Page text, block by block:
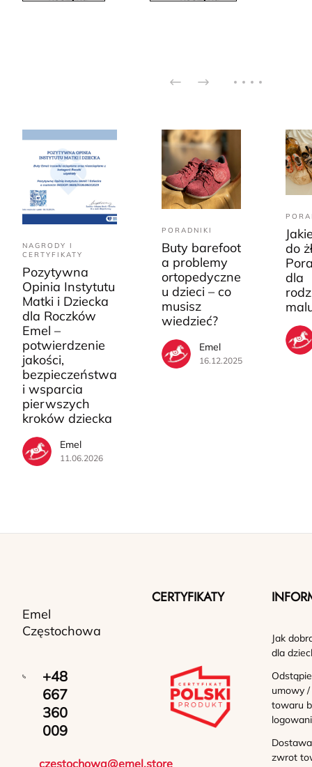
NAGRODY I
CERTYFIKATY
Pozytywna
Opinia Instytutu
Matki i Dziecka
dla Roczków
Emel –
potwierdzenie
jakości,
bezpieczeństwa
i wsparcia
pierwszych
kroków dziecka
Emel
11.06.2026
PORADNIKI
Buty barefoot
a problemy
ortopedyczne
u dzieci – co
musisz
wiedzieć?
Emel
16.12.2025
do
dla
Emel
Częstochowa
+48
667
360
009
czestochowa@emel.store
CERTYFIKATY
Jak
dla
umowy
towaru
zwrot